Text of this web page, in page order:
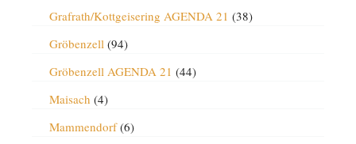
Grafrath/Kottgeisering AGENDA 21 (38)
Gröbenzell (94)
Gröbenzell AGENDA 21 (44)
Maisach (4)
Mammendorf(6)